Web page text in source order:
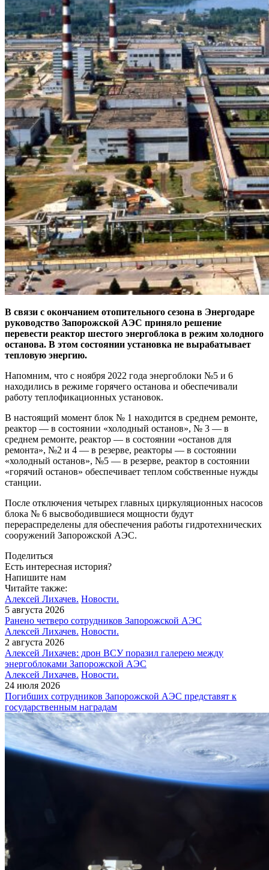
В связи с окончанием отопительного сезона в Энергодаре
руководство Запорожской АЭС приняло решение
перевести реактор шестого энергоблока в режим холодного
останова. В этом состоянии установка не вырабатывает
тепловую энергию.
Напомним, что с ноября 2022 года энергоблоки №5 и 6
находились в режиме горячего останова и обеспечивали
работу теплофикационных установок.
В настоящий момент блок № 1 находится в среднем ремонте,
реактор — в состоянии «холодный останов», № 3 — в
среднем ремонте, реактор — в состоянии «останов для
ремонта», №2 и 4 — в резерве, реакторы — в состоянии
«холодный останов», №5 — в резерве, реактор в состоянии
«горячий останов» обеспечивает теплом собственные нужды
станции.
После отключения четырех главных циркуляционных насосов
блока № 6 высвободившиеся мощности будут
перераспределены для обеспечения работы гидротехнических
сооружений Запорожской АЭС.
Поделиться
Есть интересная история?
Напишите нам
Читайте также:
Алексей Лихачев. Новости.
5 августа 2026
Ранено четверо сотрудников Запорожской АЭС
Алексей Лихачев. Новости.
2 августа 2026
Алексей Лихачев: дрон ВСУ поразил галерею между
энергоблоками Запорожской АЭС
Алексей Лихачев. Новости.
24 июля 2026
Погибших сотрудников Запорожской АЭС представят к
государственным наградам